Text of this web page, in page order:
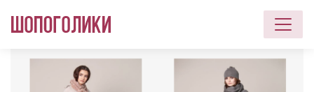
Перейти к основному содержанию